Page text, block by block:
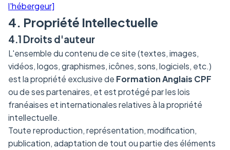
l'hébergeur]
4. Propriété Intellectuelle
4.1 Droits d'auteur
L'ensemble du contenu de ce site (textes, images,
vidéos, logos, graphismes, icônes, sons, logiciels, etc.)
est la propriété exclusive de Formation Anglais CPF
ou de ses partenaires, et est protégé par les lois
franéaises et internationales relatives à la propriété
intellectuelle.
Toute reproduction, représentation, modification,
publication, adaptation de tout ou partie des éléments